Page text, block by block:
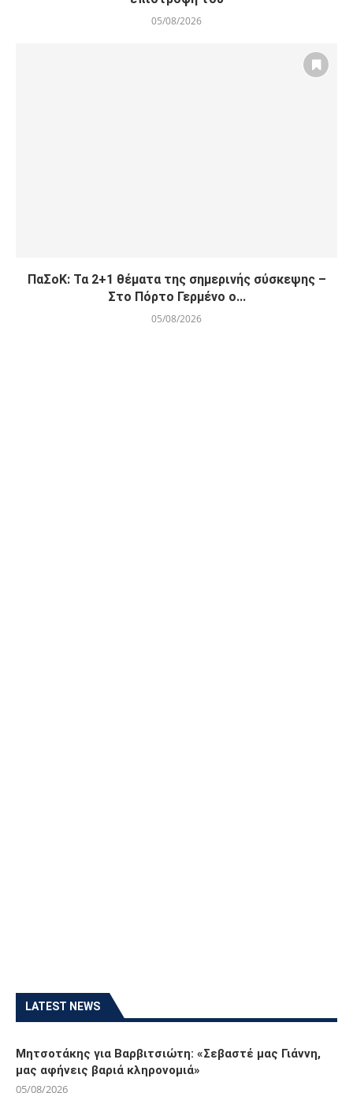
05/08/2026
ΠαΣοΚ: Τα 2+1 θέματα της σημερινής σύσκεψης –
Στο Πόρτο Γερμένο ο...
05/08/2026
LATEST NEWS
Μητσοτάκης για Βαρβιτσιώτη: «Σεβαστέ μας Γιάννη,
μας αφήνεις βαριά κληρονομιά»
05/08/2026